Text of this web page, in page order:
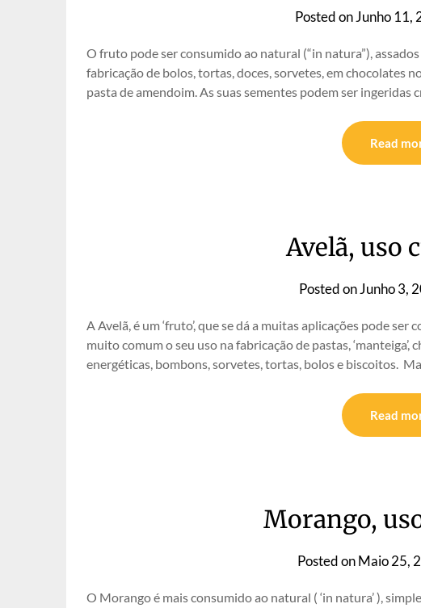
Posted onJunho 11,
O fruto pode ser consumido ao natural (“in natura”),
fabricação de bolos, tortas, doces, sorvetes, em chocolates
pasta de amendoim. As suas sementes podem ser ingeridas
Read
Avelã, uso
Posted onJunho 3,
A Avelã, é um ‘fruto’, que se dá a muitas aplicações pode
muito comum o seu uso na fabricação de pastas, ‘manteiga’,
energéticas, bombons, sorvetes, tortas, bolos e biscoitos.
Read
Morango,
Posted onMaio 25,
O Morango é mais consumido ao natural ( ‘in natura’ ),